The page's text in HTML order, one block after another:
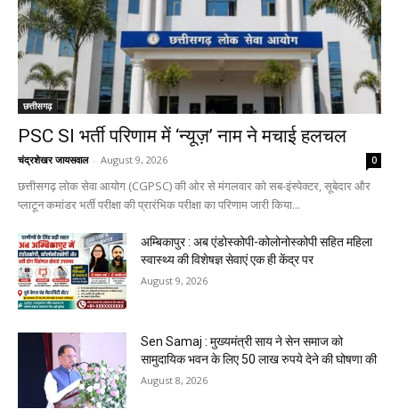
छत्तीसगढ़
PSC SI भर्ती परिणाम में ‘न्यूज़’ नाम ने मचाई हलचल
चंद्रशेखर जायसवाल - August 9, 2026 0
छत्तीसगढ़ लोक सेवा आयोग (CGPSC) की ओर से मंगलवार को सब-इंस्पेक्टर, सूबेदार और
प्लाटून कमांडर भर्ती परीक्षा की प्रारंभिक परीक्षा का परिणाम जारी किया...
अम्बिकापुर : अब एंडोस्कोपी-कोलोनोस्कोपी सहित महिला
स्वास्थ्य की विशेषज्ञ सेवाएं एक ही केंद्र पर
August 9, 2026
Sen Samaj : मुख्यमंत्री साय ने सेन समाज को
सामुदायिक भवन के लिए 50 लाख रुपये देने की घोषणा की
August 8, 2026